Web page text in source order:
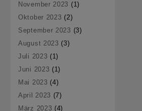
November 2023 (1)
Oktober 2023 (2)
September 2023 (3)
August 2023 (3)
Juli 2023 (1)
Juni 2023 (1)
Mai 2023 (4)
April 2023 (7)
März 2023 (4)